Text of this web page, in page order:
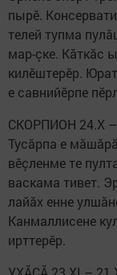
пырӗ.
телей тупма
мар-çке. Кăткăс
килӗштерӗр.
е савнийӗрпе
СКОРПИОН 24.X –
Тусăрпа е
вӗçленме те
васкама тивет.
лайăх енне
Канмаллисене
ирттерӗр.